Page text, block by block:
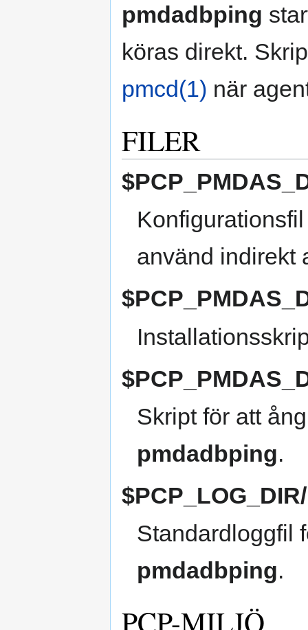
pmdadbping
köras direkt.
pmcd(1) när
FILER
använd indirekt
Skript för att
pmdadbping.
Standardloggfil
pmdadbping.
PCP-MILJÖ